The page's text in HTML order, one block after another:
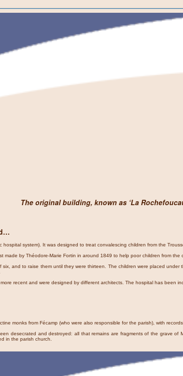
The original building, known as ‘La
system). It was designed to treat convalescing children from the
by Théodore-Marie Fortin in around 1849 to help poor children from the
and to raise them until they were thirteen. The children were placed
recent and were designed by different architects. The hospital has been
monks from Fécamp (who were also responsible for the parish), with
desecrated and destroyed: all that remains are fragments of the grave
in the parish church.